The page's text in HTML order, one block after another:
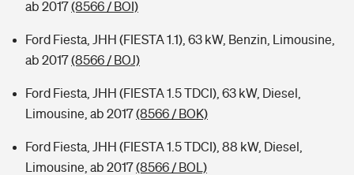
ab 2017(8566 / BOI)
Ford Fiesta, JHH (FIESTA 1.1), 63 kW, Benzin, Limousine,
ab 2017(8566 / BOJ)
Ford Fiesta, JHH (FIESTA 1.5 TDCI), 63 kW, Diesel,
Limousine, ab 2017(8566 / BOK)
Ford Fiesta, JHH (FIESTA 1.5 TDCI), 88 kW, Diesel,
Limousine, ab 2017(8566 / BOL)